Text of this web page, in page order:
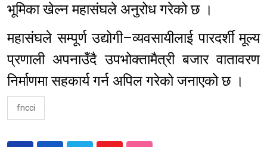
भूमिका खेल्न महासंघले अनुरोध गरेको छ ।
महासंघले सम्पूर्ण उद्योगी–व्यवसायीलाई पारदर्शी मूल्य
प्रणाली अपनाउँदै उपभोक्तामैत्री बजार वातावरण
निर्माणमा सहकार्य गर्न अपिल गरेको जनाएको छ ।
fncci